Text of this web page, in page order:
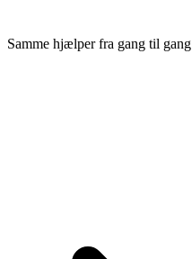
Samme hjælper fra gang til gang